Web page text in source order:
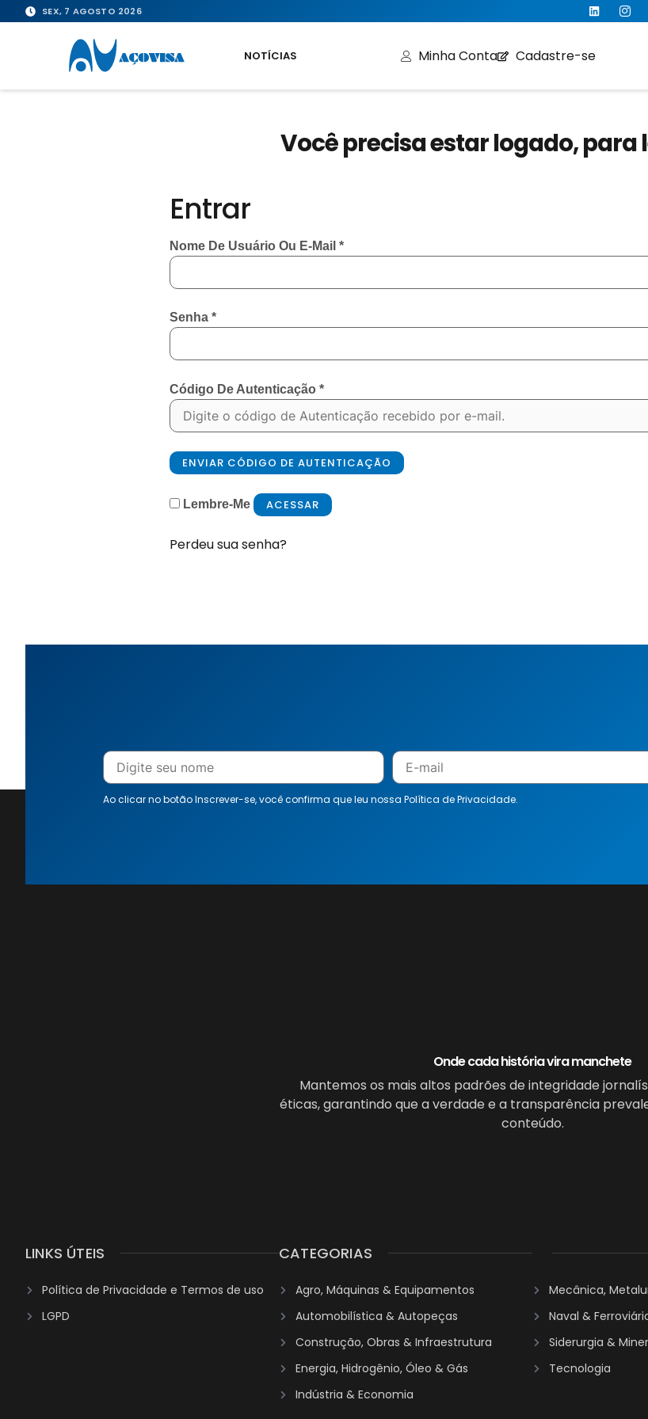
SEX, 7 AGOSTO 2026
NOTÍCIAS Minha Conta Cadastre-se
Você precisa estar logado, para
Entrar
Nome De Usuário Ou E-Mail*
Senha*
Código De Autenticação*
ENVIAR CÓDIGO DE AUTENTICAÇÃO
Lembre-Me ACESSAR
Perdeu sua senha?
Ao clicar no botão Inscrever-se, você confirma que leu nossa Política de Privacidade.
Onde cada história vira manchete
Mantemos os mais altos padrões de integridade
éticas, garantindo que a verdade e a transparência
conteúdo.
LINKS ÚTEIS
Política de Privacidade e Termos de uso
LGPD
CATEGORIAS
Agro, Máquinas & Equipamentos
Automobilística & Autopeças
Construção, Obras & Infraestrutura
Energia, Hidrogênio, Óleo & Gás
Indústria & Economia
Mecânica,
Naval &
Siderurgia &
Tecnologia